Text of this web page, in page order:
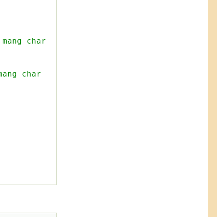
char
char